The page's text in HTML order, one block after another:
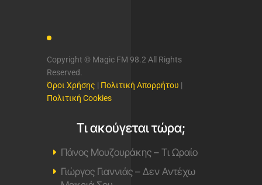
Copyright © Magic FM 98.2 All Rights
Reserved.
Όροι Χρήσης | Πολιτική Απορρήτου |
Πολιτική Cookies
Τι ακούγεται τώρα;
Πάνος Μουζουράκης – Τι Ωραίο
Γιώργος Γιαννιάς – Δεν Αντέχω